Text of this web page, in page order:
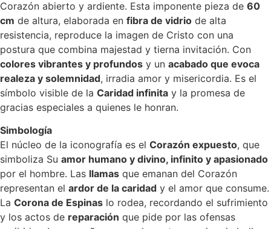
Corazón abierto y ardiente. Esta imponente pieza de 60
cm de altura, elaborada en fibra de vidrio de alta
resistencia, reproduce la imagen de Cristo con una
postura que combina majestad y tierna invitación. Con
colores vibrantes y profundos y un acabado que evoca
realeza y solemnidad, irradia amor y misericordia. Es el
símbolo visible de la Caridad infinita y la promesa de
gracias especiales a quienes le honran.
Simbología
El núcleo de la iconografía es el Corazón expuesto, que
simboliza Su amor humano y divino, infinito y apasionado
por el hombre. Las llamas que emanan del Corazón
representan el ardor de la caridad y el amor que consume.
La Corona de Espinas lo rodea, recordando el sufrimiento
y los actos de reparación que pide por las ofensas